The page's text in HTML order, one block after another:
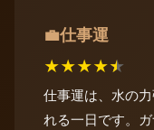
💼仕事運
★★★★★
仕事運は、水の
れる一日です。